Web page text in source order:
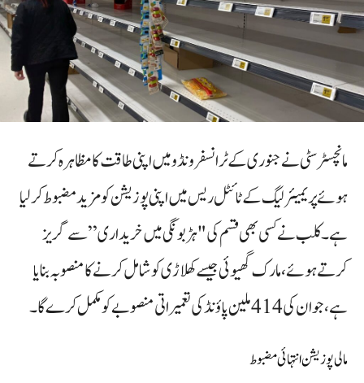
مانچسٹر سٹی نے جنوری کے ٹرانسفر ونڈو میں اپنی طاقت کا مظاہرہ کرتے
ہوئے پریمیئر لیگ کے ٹائٹل ریس میں اپنی پوزیشن کو مزید مضبوط کر لیا
ہے۔ کلب نے کسی بھی قسم کی "ہڑبونگی میں خریداری” سے گریز
کرتے ہوئے، مارک گھیوئی جیسے کھلاڑی کو شامل کرنے کا منصوبہ بنایا
ہے، جو ان کی 414 ملین پاؤنڈ کی تعمیراتی منصوبے کو مکمل کرے گا۔
مالی پوزیشن انتہائی مضبوط